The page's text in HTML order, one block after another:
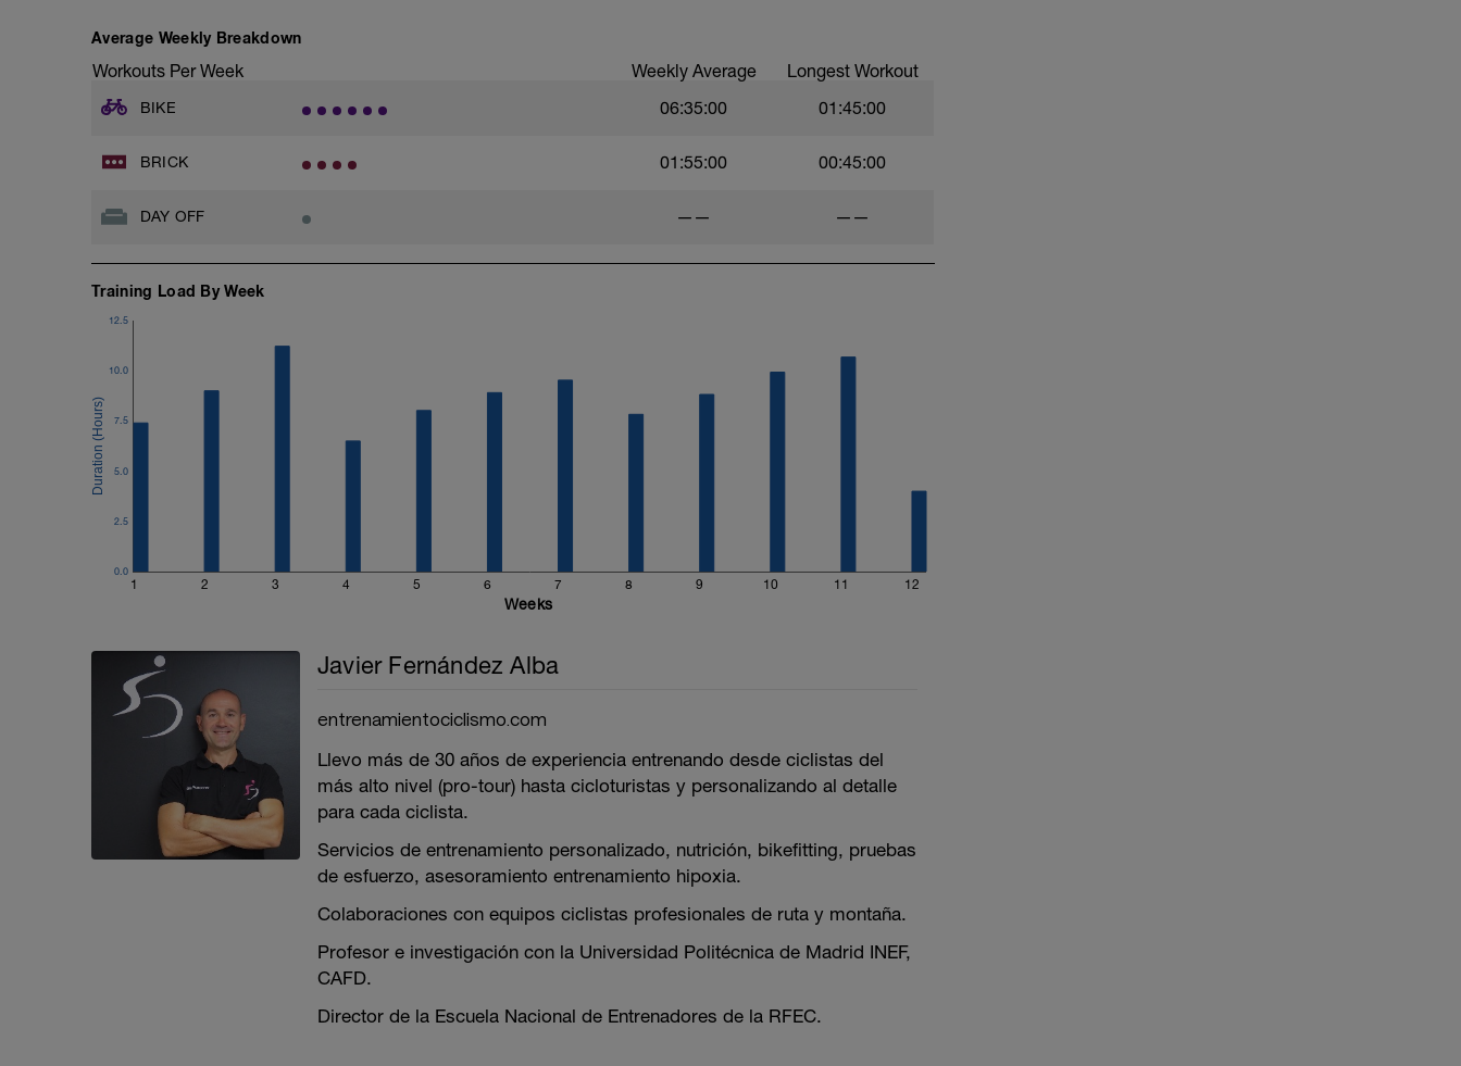
Average Weekly Breakdown
Workouts Per Week Weekly Average Longest Workout
BIKE 06:35:00 01:45:00
BRICK 01:55:00 00:45:00
DAY OFF —— ——
Training Load By Week
1 2 3 4 5 6 7 8 9 10 11 12
0.0
2.5
5.0
7.5
10.0
12.5
Weeks
Javier Fernández Alba
entrenamientociclismo.com
Llevo más de 30 años de experiencia entrenando desde ciclistas del
más alto nivel (pro-tour) hasta cicloturistas y personalizando al detalle
para cada ciclista.
Servicios de entrenamiento personalizado, nutrición, bikefitting, pruebas
de esfuerzo, asesoramiento entrenamiento hipoxia.
Colaboraciones con equipos ciclistas profesionales de ruta y montaña.
Profesor e investigación con la Universidad Politécnica de Madrid INEF,
CAFD.
Director de la Escuela Nacional de Entrenadores de la RFEC.